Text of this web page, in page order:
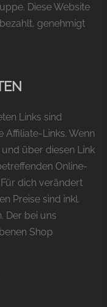
Diese Website
genehmigt
Links sind
Links. Wenn
über diesen Link
Online-
dich verändert
Preise sind inkl.
Der bei uns
Shop